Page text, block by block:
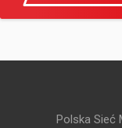
Polska Sieć